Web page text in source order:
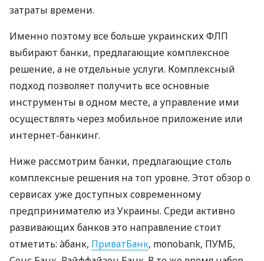
затраты времени.
Именно поэтому все больше украинских ФЛП
выбирают банки, предлагающие комплексное
решение, а не отдельные услуги. Комплексный
подход позволяет получить все основные
инструменты в одном месте, а управление ими
осуществлять через мобильное приложение или
интернет-банкинг.
Ниже рассмотрим банки, предлагающие столь
комплексные решения на топ уровне. Этот обзор о
сервисах уже доступных современному
предпринимателю из Украины. Среди активно
развивающих банков это направление стоит
отметить: àбанк, ПриватБанк, monobank, ПУМБ,